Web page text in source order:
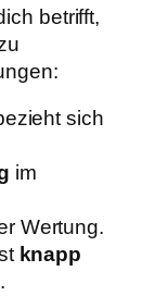
betrifft,
sich
im
Wertung.
knapp